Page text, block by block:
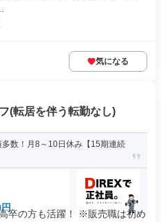
気になる
(転居を伴う転勤なし)
数！月8～10日休み【15期連続
卒の方も活躍！ ※販売職は初め